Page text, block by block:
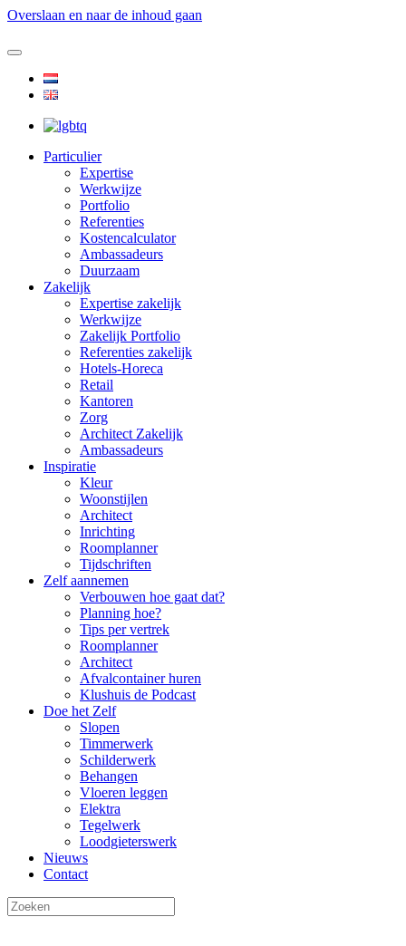
Overslaan en naar de inhoud gaan
Particulier
Expertise
Werkwijze
Portfolio
Referenties
Kostencalculator
Ambassadeurs
Duurzaam
Zakelijk
Expertise zakelijk
Werkwijze
Zakelijk Portfolio
Referenties zakelijk
Hotels-Horeca
Retail
Kantoren
Zorg
Architect Zakelijk
Ambassadeurs
Inspiratie
Kleur
Woonstijlen
Architect
Inrichting
Roomplanner
Tijdschriften
Zelf aannemen
Verbouwen hoe gaat dat?
Planning hoe?
Tips per vertrek
Roomplanner
Architect
Afvalcontainer huren
Klushuis de Podcast
Doe het Zelf
Slopen
Timmerwerk
Schilderwerk
Behangen
Vloeren leggen
Elektra
Tegelwerk
Loodgieterswerk
Nieuws
Contact